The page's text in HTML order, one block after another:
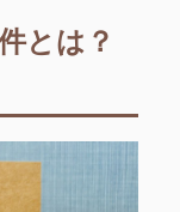
とは？